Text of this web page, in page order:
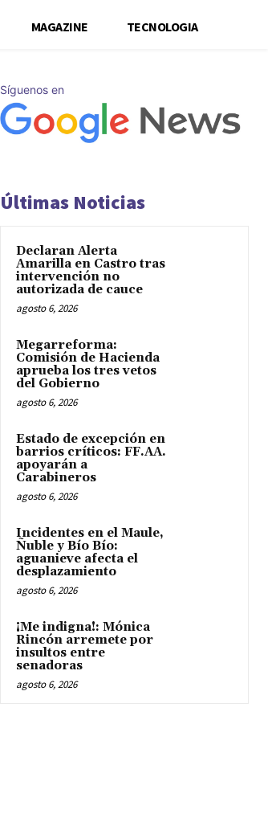
MAGAZINE TECNOLOGIA
Síguenos en
Últimas Noticias
Declaran Alerta
Amarilla en Castro tras
intervención no
autorizada de cauce
agosto 6, 2026
Megarreforma:
Comisión de Hacienda
aprueba los tres vetos
del Gobierno
agosto 6, 2026
Estado de excepción en
barrios críticos: FF.AA.
apoyarán a
Carabineros
agosto 6, 2026
Incidentes en el Maule,
Ñuble y Bío Bío:
aguanieve afecta el
desplazamiento
agosto 6, 2026
¡Me indigna!: Mónica
Rincón arremete por
insultos entre
senadoras
agosto 6, 2026